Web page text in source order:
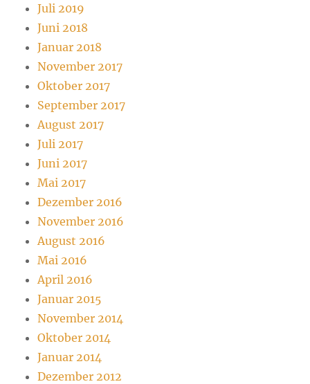
Juli 2019
Juni 2018
Januar 2018
November 2017
Oktober 2017
September 2017
August 2017
Juli 2017
Juni 2017
Mai 2017
Dezember 2016
November 2016
August 2016
Mai 2016
April 2016
Januar 2015
November 2014
Oktober 2014
Januar 2014
Dezember 2012